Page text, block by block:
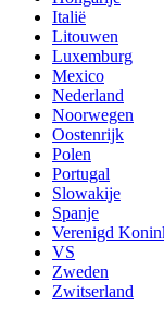
Italië
Litouwen
Luxemburg
Mexico
Nederland
Noorwegen
Oostenrijk
Polen
Portugal
Slowakije
Spanje
Verenigd
VS
Zweden
Zwitserland